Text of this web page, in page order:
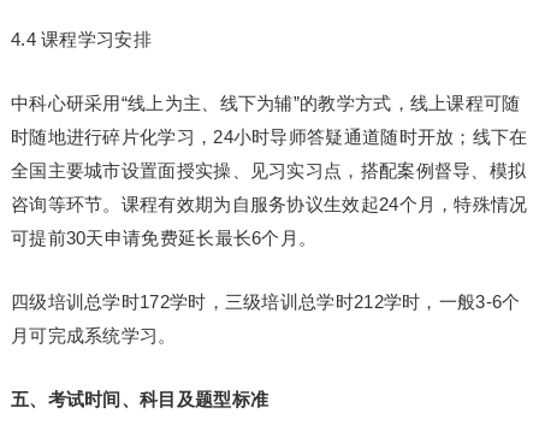
4.4 课程学习安排
中科心研采用“线上为主、线下为辅”的教学方式，线上课程可随
时随地进行碎片化学习 ，24小时导师答疑通道随时开放；线下在
全国主要城市设置面授实操、见习实习 点，搭配案例督导、模拟
咨询等环节。课程有效期为自服务协议生效起24个月，特殊情况
可提前30天申请免费延长最长6个月。
四级培训总学时172学时，三级培训总学时212学时，一般3-6个
月可完成系统学习 。
五、考试时间、科目及题型标准